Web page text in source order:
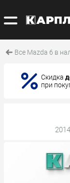
Все Mazda 6 в
Скидка
при
2014